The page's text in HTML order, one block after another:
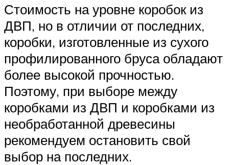
Стоимость на уровне коробок из
ДВП, но в отличии от последних,
коробки, изготовленные из сухого
профилированного бруса обладают
более высокой прочностью.
Поэтому, при выборе между
коробками из ДВП и коробками из
необработанной древесины
рекомендуем остановить свой
выбор на последних.